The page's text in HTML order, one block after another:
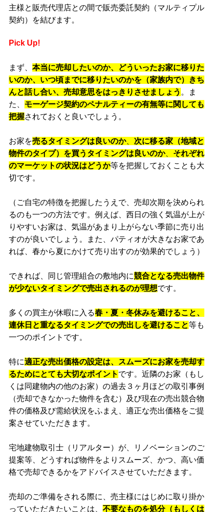
主様と販売代理店との間で販売委託契約（マルティプル
契約）を結びます。
Pick Up!
まず、 本当に売却したいのか、どういったお家に移りた
いのか、いつ頃までに移りたいのかを（家族内で）きち
んと話し合い、売却意思をはっきりさせましょう 。ま
た、 モーゲージ契約のペナルティーの有無等に関しても
把握されておくと良いでしょう。
お家を売るタイミングは良いのか、 次に移る家（地域と
物件のタイプ）を買うタイミングは良いのか、 それぞれ
のマーケットの状況はどうか等を把握しておくことも大
切です。
（ご自宅の特徴を把握したうえで、売却次期を決められ
るのも一つの方法です。例えば、西日の強く気温が上が
りやすいお家は、気温があまり上がらない季節に売り出
すのが良いでしょう。また、パティオが大きなお家であ
れば、春から夏にかけて売り出すのが効果的でしょう）
できれば、同じ管理組合の敷地内に競合となる売出物件
が少ないタイミングで売出されるのが理想です。
多くの買主が休暇に入る春・夏・冬休みを避けること、
連休日と重なるタイミングでの売出しを避けること等も
一つのポイントです。
特に適正な売出価格の設定は、スムーズにお家を売却す
るためにとても大切なポイント です。近隣のお家（もし
くは同建物内の他のお家）の過去３ヶ月ほどの取引事例
（売却できなかった物件を含む）及び現在の売出競合物
件の価格及び需給状況をふまえ、適正な売出価格をご提
案させていただきます。
宅地建物取引士（リアルター）が、リノベーションのご
提案等、どうすれば物件をよりスムーズ、かつ、高い価
格で売却できるかをアドバイスさせていただきます。
売却のご準備をされる際に、売主様にはじめに取り掛か
っていただきたいことは、 不要なものを処分（もしくは